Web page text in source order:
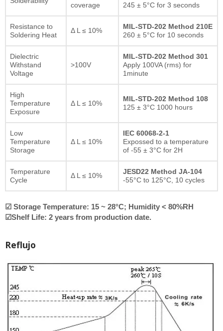
coverage
245 ± 5°C for 3 seconds
Resistance to
Soldering Heat
Δ L ≤ 10%
MIL-STD-202 Method 210E
260 ± 5°C for 10 seconds
Dielectric
Withstand
Voltage
>100V
MIL-STD-202 Method 301
Apply 100VA (rms) for
1minute
High
Temperature
Exposure
Δ L ≤ 10%
MIL-STD-202 Method 108
125 ± 3°C 1000 hours
Low
Temperature
Storage
Δ L ≤ 10%
IEC 60068-2-1
Expossed to a temperature
of -55 ± 3°C for 2H
Temperature
Cycle
Δ L ≤ 10%
JESD22 Method JA-104
-55°C to 125°C, 10 cycles
☑ Storage Temperature: 15 ~ 28°C; Humidity < 80%RH
☑Shelf Life: 2 years from production date.
Reflujo